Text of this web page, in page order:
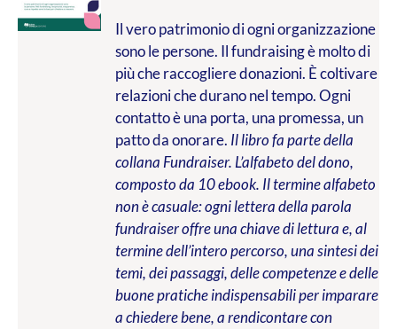
Il vero patrimonio di ogni organizzazione
sono le persone. Il fundraising è molto di
più che raccogliere donazioni. È coltivare
relazioni che durano nel tempo. Ogni
contatto è una porta, una promessa, un
patto da onorare. Il libro fa parte della
collana Fundraiser. L’alfabeto del dono,
composto da 10 ebook. Il termine alfabeto
non è casuale: ogni lettera della parola
fundraiser offre una chiave di lettura e, al
termine dell’intero percorso, una sintesi dei
temi, dei passaggi, delle competenze e delle
buone pratiche indispensabili per imparare
a chiedere bene, a rendicontare con